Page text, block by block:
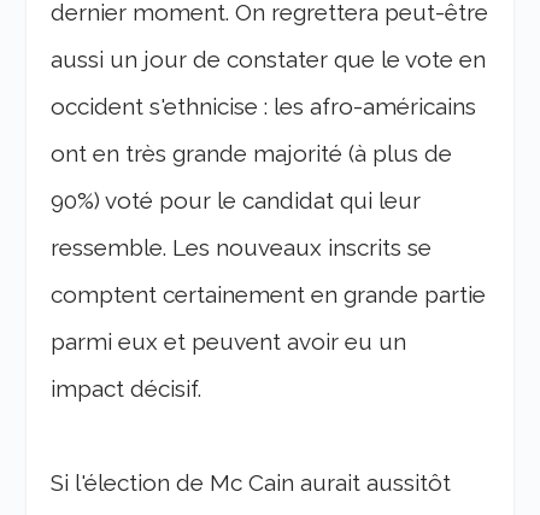
dernier moment. On regrettera peut-être
aussi un jour de constater que le vote en
occident s'ethnicise : les afro-américains
ont en très grande majorité (à plus de
90%) voté pour le candidat qui leur
ressemble. Les nouveaux inscrits se
comptent certainement en grande partie
parmi eux et peuvent avoir eu un
impact décisif.
Si l'élection de Mc Cain aurait aussitôt